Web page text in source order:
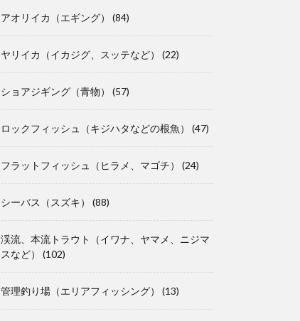
アオリイカ（エギング） (84)
ヤリイカ（イカジグ、スッテなど） (22)
ショアジギング（青物） (57)
ロックフィッシュ（キジハタなどの根魚） (47)
フラットフィッシュ（ヒラメ、マゴチ） (24)
シーバス（スズキ） (88)
渓流、本流トラウト（イワナ、ヤマメ、ニジマ
スなど）
(102)
管理釣り場（エリアフィッシング） (13)